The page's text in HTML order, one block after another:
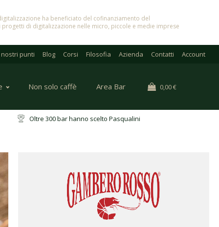
ha beneficiato del cofinanziamento del
progetti di digitalizzazione nelle micro, piccole e medie imprese
nostri punti Blog Corsi Filosofia Azienda Contatti Account
Non solo caffè Area Bar 0,00€
Oltre 300 bar hanno scelto Pasqualini